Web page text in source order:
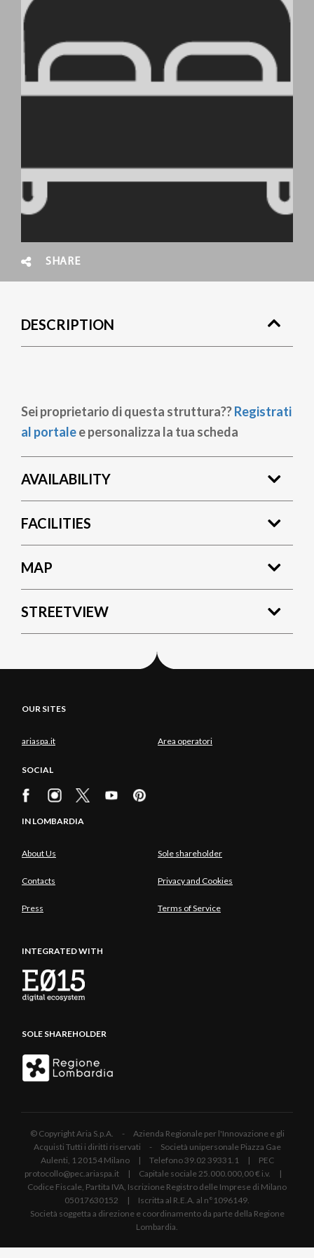
SHARE
DESCRIPTION
Sei proprietario di questa struttura??Registrati
al portalee personalizza la tua scheda
AVAILABILITY
FACILITIES
MAP
STREETVIEW
OUR SITES
ariaspa.it Area operatori
SOCIAL
IN LOMBARDIA
About Us Sole shareholder
Contacts Privacy and Cookies
Press Terms of Service
INTEGRATED WITH
SOLE SHAREHOLDER
© Copyright Aria S.p.A. - Azienda Regionale per l'Innovazione e gli
Acquisti Tutti i diritti riservati - Società unipersonale Piazza Gae
Aulenti, 1 20154 Milano | Telefono 39.02 39331.1 | PEC
protocollo@pec.ariaspa.it | Capitale sociale 25.000.000,00 € i.v. |
Codice Fiscale, Partita IVA, Iscrizione Registro delle Imprese di Milano
05017630152 | Iscritta al R.E.A. al n°1096149.
Società soggetta a direzione e coordinamento da parte della Regione
Lombardia.